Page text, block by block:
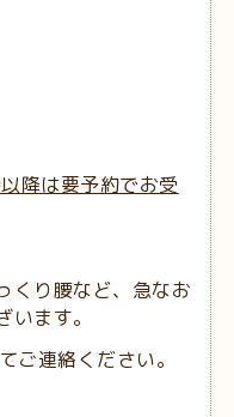
以降は要予約でお受
くり腰など、急なお
ます。
ご連絡ください。